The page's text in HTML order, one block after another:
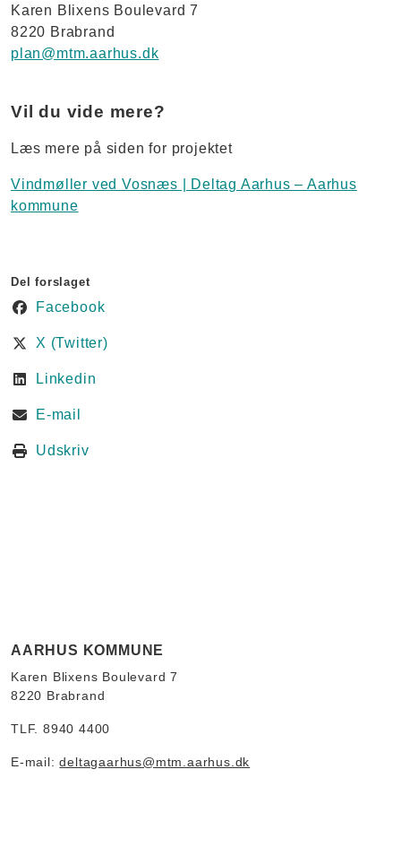
Karen Blixens Boulevard 7
8220 Brabrand
plan@mtm.aarhus.dk
Vil du vide mere?
Læs mere på siden for projektet
Vindmøller ved Vosnæs | Deltag Aarhus – Aarhus
kommune
Del forslaget
Facebook
X (Twitter)
Linkedin
E-mail
Udskriv
AARHUS KOMMUNE
Karen Blixens Boulevard 7
8220 Brabrand
TLF. 8940 4400
E-mail:deltagaarhus@mtm.aarhus.dk